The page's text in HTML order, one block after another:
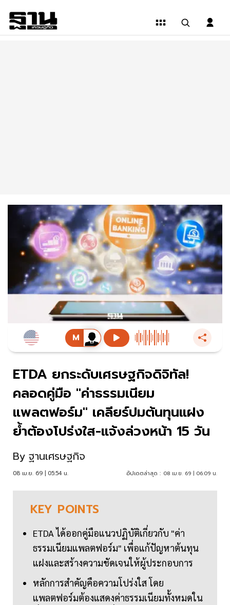
ETDA ยกระดับเศรษฐกิจดิจิทัล!
คลอดคู่มือ "ค่าธรรมเนียม
แพลตฟอร์ม" เคลียร์ปมต้นทุนแฝง
ย้ำต้องโปร่งใส-แจ้งล่วงหน้า 15 วัน
By ฐานเศรษฐกิจ
08 เม.ย. 69 | 05:54 น. อัปเดตล่าสุด : 08 เม.ย. 69 | 06:09 น.
KEY POINTS
ETDA ได้ออกคู่มือแนวปฏิบัติเกี่ยวกับ "ค่า
ธรรมเนียมแพลตฟอร์ม" เพื่อแก้ปัญหาต้นทุน
แฝงและสร้างความชัดเจนให้ผู้ประกอบการ
หลักการสำคัญคือความโปร่งใส โดย
แพลตฟอร์มต้องแสดงค่าธรรมเนียมทั้งหมดใน